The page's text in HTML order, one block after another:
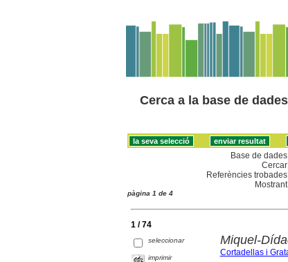
Cerca a la base de dades
Base de
Referències
pàgina 1 de 4
1 / 74
seleccionar
imprimir
Miquel-
Cortadellas i